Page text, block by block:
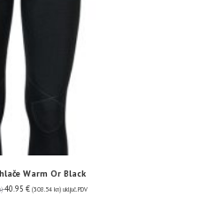
Warm Or Black
40.95 € (308.54 kn) uključ. PDV